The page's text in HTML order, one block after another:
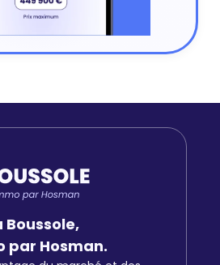
Boussole,
par Hosman.